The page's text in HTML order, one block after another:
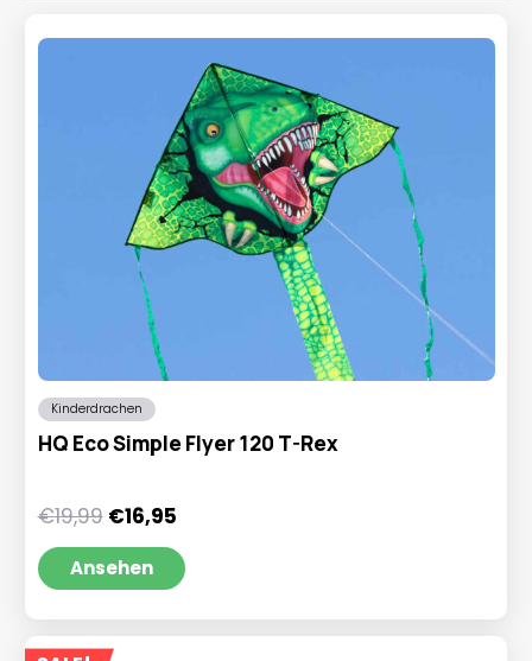
Kinderdrachen
HQ Eco Simple Flyer 120 T-Rex
€19,99 Ursprünglicher
Preis
war:
€19,99
€16,95Aktueller
ist:
€16,95.
Ansehen